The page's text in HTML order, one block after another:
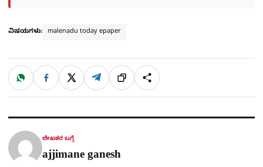
ವಿಷಯಗಳು: malenadu today epaper
ಹಂಚಿಕೊಳ್ಳಿ
W
a
t
p
p
F
c
e
o
k
X T
l
e
a
m
ಲಿಂ
ಕ್
S
h
a
ಲೇಖಕರ ಬಗ್ಗೆ
ajjimane ganesh